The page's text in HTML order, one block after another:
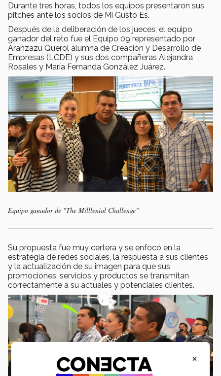
Durante tres horas, todos los equipos presentaron sus
pitches ante los socios de Mi Gusto Es.
Después de la deliberación de los jueces, el equipo
ganador del reto fue el Equipo 09 representado por
Aranzazu Querol alumna de Creación y Desarrollo de
Empresas (LCDE) y sus dos compañeras Alejandra
Rosales y María Fernanda González Juárez.
Equipo ganador de "The Milllenial Challenge"
Su propuesta fue muy certera y se enfocó en la
estrategia de redes sociales, la respuesta a sus clientes
y la actualización de su imagen para que sus
promociones, servicios y productos se transmitan
correctamente a su actuales y potenciales clientes.
×